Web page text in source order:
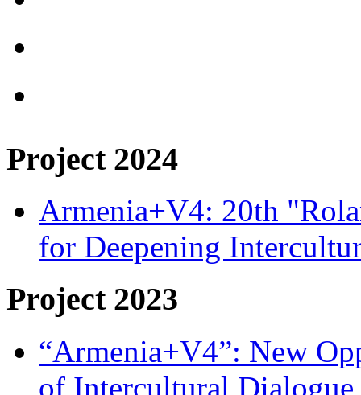
Project 2024
Armenia+V4: 20th
for Deepening
Project 2023
“Armenia+V4”: New
of Intercultural Dialogue